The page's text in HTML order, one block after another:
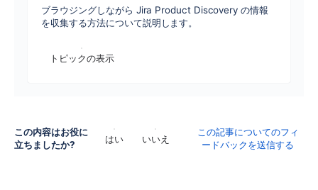
ブラウジングしながら Jira Product Discovery の情報
を収集する方法について説明します。
トピックの表示
この内容はお役に
立ちましたか?
はい いいえ
この記事についてのフィ
ードバックを送信する